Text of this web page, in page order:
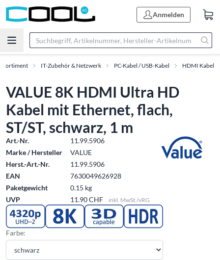
Anmelden
Sortiment IT-Zubehör & Netzwerk PC-Kabel / USB-Kabel HDMI Kabel
VALUE 8K HDMI Ultra HD
Kabel mit Ethernet, flach,
ST/ST, schwarz, 1 m
Art.-Nr.
11.99.5906
Marke / Hersteller
VALUE
Herst.-Art.-Nr.
11.99.5906
EAN
7630049626928
Paketgewicht
0.15 kg
UVP
11.90 CHF inkl. MwSt./vRG
Farbe: